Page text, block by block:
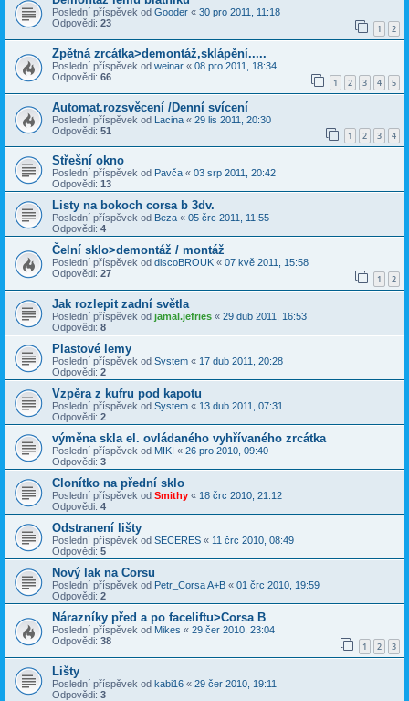
Poslední příspěvek od Gooder « 30 pro 2011, 11:18
Odpovědi: 23 1 2
Zpětná zrcátka>demontáž,sklápění.....
Poslední příspěvek od weinar « 08 pro 2011, 18:34
Odpovědi: 66 1 2 3 4 5
Automat.rozsvěcení /Denní svícení
Poslední příspěvek od Lacina « 29 lis 2011, 20:30
Odpovědi: 51 1 2 3 4
Střešní okno
Poslední příspěvek od Pavča « 03 srp 2011, 20:42
Odpovědi: 13
Listy na bokoch corsa b 3dv.
Poslední příspěvek od Beza « 05 črc 2011, 11:55
Odpovědi: 4
Čelní sklo>demontáž / montáž
Poslední příspěvek od discoBROUK « 07 kvě 2011, 15:58
Odpovědi: 27 1 2
Jak rozlepit zadní světla
Poslední příspěvek od jamal.jefries « 29 dub 2011, 16:53
Odpovědi: 8
Plastové lemy
Poslední příspěvek od System « 17 dub 2011, 20:28
Odpovědi: 2
Vzpěra z kufru pod kapotu
Poslední příspěvek od System « 13 dub 2011, 07:31
Odpovědi: 2
výměna skla el. ovládaného vyhřívaného zrcátka
Poslední příspěvek od MIKI « 26 pro 2010, 09:40
Odpovědi: 3
Clonítko na přední sklo
Poslední příspěvek od Smithy « 18 črc 2010, 21:12
Odpovědi: 4
Odstranení lišty
Poslední příspěvek od SECERES « 11 črc 2010, 08:49
Odpovědi: 5
Nový lak na Corsu
Poslední příspěvek od Petr_Corsa A+B « 01 črc 2010, 19:59
Odpovědi: 2
Nárazníky před a po faceliftu>Corsa B
Poslední příspěvek od Mikes « 29 čer 2010, 23:04
Odpovědi: 38 1 2 3
Lišty
Poslední příspěvek od kabi16 « 29 čer 2010, 19:11
Odpovědi: 3